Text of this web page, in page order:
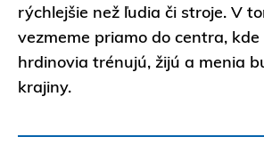
rýchlejšie než ľudia či stroje. V
vezmeme priamo do centra,
hrdinovia trénujú, žijú a menia
krajiny.